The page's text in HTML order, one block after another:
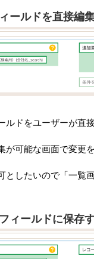
ールドを直接編
ルドをユーザーが直
が可能な画面で変更
としたいので「一覧
ィールドに保存